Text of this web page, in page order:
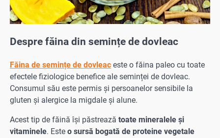
Despre făina din semințe de dovleac
Făina de semințe de dovleac este o făina paleo cu toate
efectele fiziologice benefice ale seminței de dovleac.
Consumul său este permis și persoanelor sensibile la
gluten și alergice la migdale și alune.
Acest tip de făină își păstrează toate mineralele și
vitaminele. Este o sursă bogată de proteine vegetale